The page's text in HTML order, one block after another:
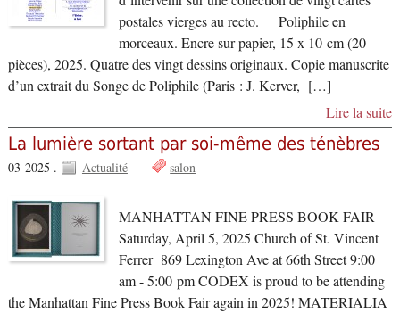
postales vierges au recto. Poliphile en
morceaux. Encre sur papier, 15 x 10 cm (20
pièces), 2025. Quatre des vingt dessins originaux. Copie manuscrite
d’un extrait du Songe de Poliphile (Paris : J. Kerver, […]
Lire la suite
La lumière sortant par soi-même des ténèbres
03-2025 . Actualité salon
MANHATTAN FINE PRESS BOOK FAIR
Saturday, April 5, 2025 Church of St. Vincent
Ferrer 869 Lexington Ave at 66th Street 9:00
am - 5:00 pm CODEX is proud to be attending
the Manhattan Fine Press Book Fair again in 2025! MATERIALIA